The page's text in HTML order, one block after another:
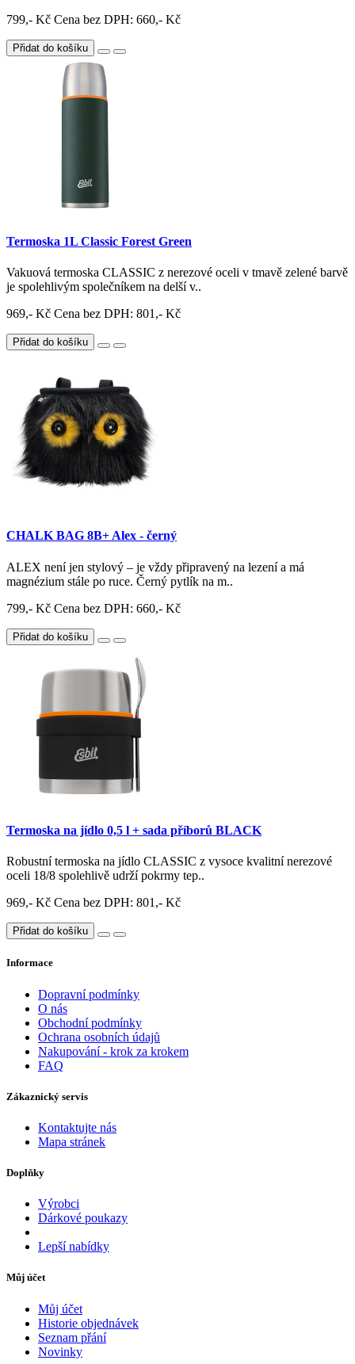
799,- Kč Cena bez DPH: 660,- Kč
Přidat do košíku
Termoska 1L Classic Forest Green
Vakuová termoska CLASSIC z nerezové oceli v tmavě zelené barvě
je spolehlivým společníkem na delší v..
969,- Kč Cena bez DPH: 801,- Kč
Přidat do košíku
CHALK BAG 8B+ Alex - černý
ALEX není jen stylový – je vždy připravený na lezení a má
magnézium stále po ruce. Černý pytlík na m..
799,- Kč Cena bez DPH: 660,- Kč
Přidat do košíku
Termoska na jídlo 0,5 l + sada příborů BLACK
Robustní termoska na jídlo CLASSIC z vysoce kvalitní nerezové
oceli 18/8 spolehlivě udrží pokrmy tep..
969,- Kč Cena bez DPH: 801,- Kč
Přidat do košíku
Informace
Dopravní podmínky
O nás
Obchodní podmínky
Ochrana osobních údajů
Nakupování - krok za krokem
FAQ
Zákaznický servis
Kontaktujte nás
Mapa stránek
Doplňky
Výrobci
Dárkové poukazy
Lepší nabídky
Můj účet
Můj účet
Historie objednávek
Seznam přání
Novinky